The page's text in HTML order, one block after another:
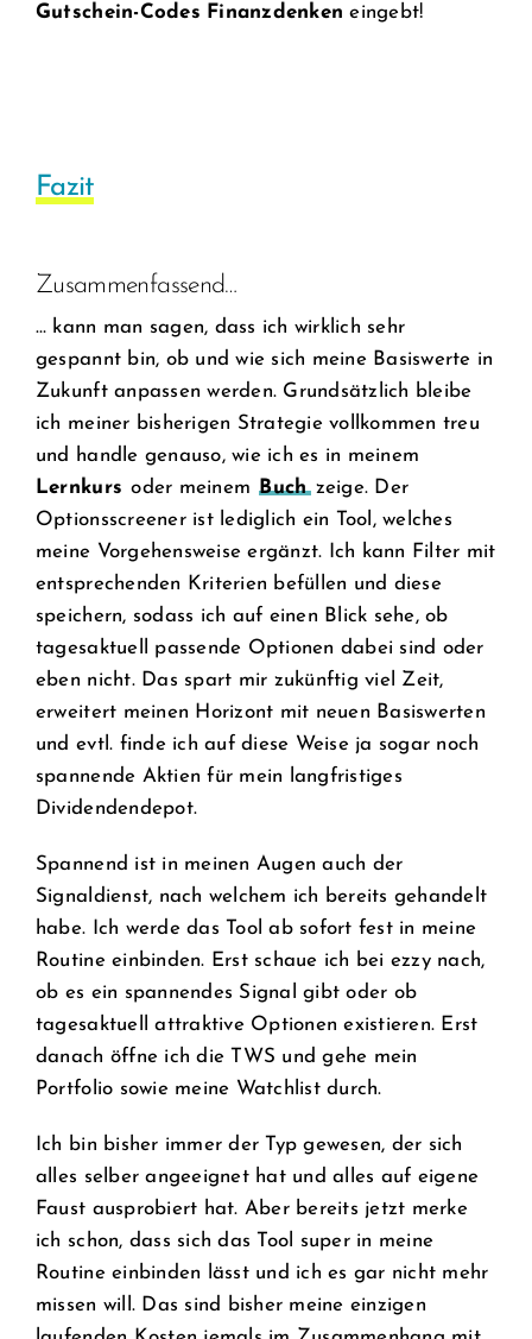
Gutschein-Codes Finanzdenken eingebt!
Fazit
Zusammenfassend…
… kann man sagen, dass ich wirklich sehr
gespannt bin, ob und wie sich meine Basiswerte in
Zukunft anpassen werden. Grundsätzlich bleibe
ich meiner bisherigen Strategie vollkommen treu
und handle genauso, wie ich es in meinem
Lernkurs oder meinem Buchzeige. Der
Optionsscreener ist lediglich ein Tool, welches
meine Vorgehensweise ergänzt. Ich kann Filter mit
entsprechenden Kriterien befüllen und diese
speichern, sodass ich auf einen Blick sehe, ob
tagesaktuell passende Optionen dabei sind oder
eben nicht. Das spart mir zukünftig viel Zeit,
erweitert meinen Horizont mit neuen Basiswerten
und evtl. finde ich auf diese Weise ja sogar noch
spannende Aktien für mein langfristiges
Dividendendepot.
Spannend ist in meinen Augen auch der
Signaldienst, nach welchem ich bereits gehandelt
habe. Ich werde das Tool ab sofort fest in meine
Routine einbinden. Erst schaue ich bei ezzy nach,
ob es ein spannendes Signal gibt oder ob
tagesaktuell attraktive Optionen existieren. Erst
danach öffne ich die TWS und gehe mein
Portfolio sowie meine Watchlist durch.
Ich bin bisher immer der Typ gewesen, der sich
alles selber angeeignet hat und alles auf eigene
Faust ausprobiert hat. Aber bereits jetzt merke
ich schon, dass sich das Tool super in meine
Routine einbinden lässt und ich es gar nicht mehr
missen will. Das sind bisher meine einzigen